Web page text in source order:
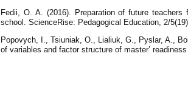
Fedii, O. A. (2016). Preparation of future
school. ScienceRise: Pedagogical Education, 2/
Popovych, I., Tsiuniak, O., Lialiuk, G., Pyslar, A.,
of variables and factor structure of master’